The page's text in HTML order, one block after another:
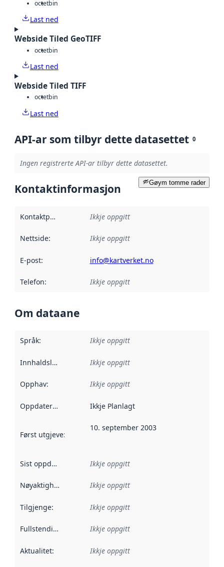
octetbin
Last ned
Webside Tiled GeoTIFF
octetbin
Last ned
Webside Tiled TIFF
octetbin
Last ned
API-ar som tilbyr dette datasettet 0
Ingen registrerte API-ar tilbyr dette datasettet.
Gøym tomme rader
Kontaktinformasjon
Kontaktpunkt Ikkje oppgitt
Nettside: Ikkje oppgitt
E-post: info@kartverket.no
Telefon: Ikkje oppgitt
Om dataane
Språk: Ikkje oppgitt
Innhaldsleverandørar :
Ikkje oppgitt
Opphav: Ikkje oppgitt
Oppdateringsfrekvens :
Ikkje Planlagt
Først utgjeve: Denne datoen seier når dataa i dette
10. september 2003
Sist oppdatert Ikkje oppgitt
Nøyaktigheit Ikkje oppgitt
Tilgjenge: Ikkje oppgitt
Fullstendigheit Ikkje oppgitt
Aktualitet: Ikkje oppgitt